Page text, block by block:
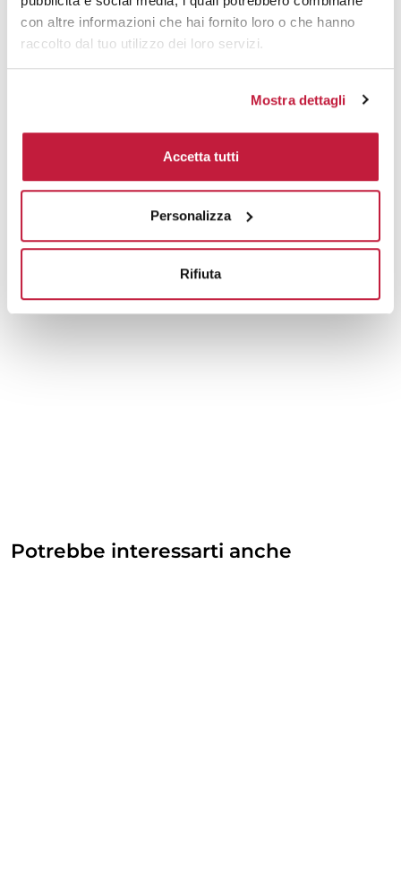
con altre informazioni che hai fornito loro o che hanno
raccolto dal tuo utilizzo dei loro servizi.
Mostra dettagli
Accetta tutti
Personalizza
Rifiuta
Potrebbe interessarti anche